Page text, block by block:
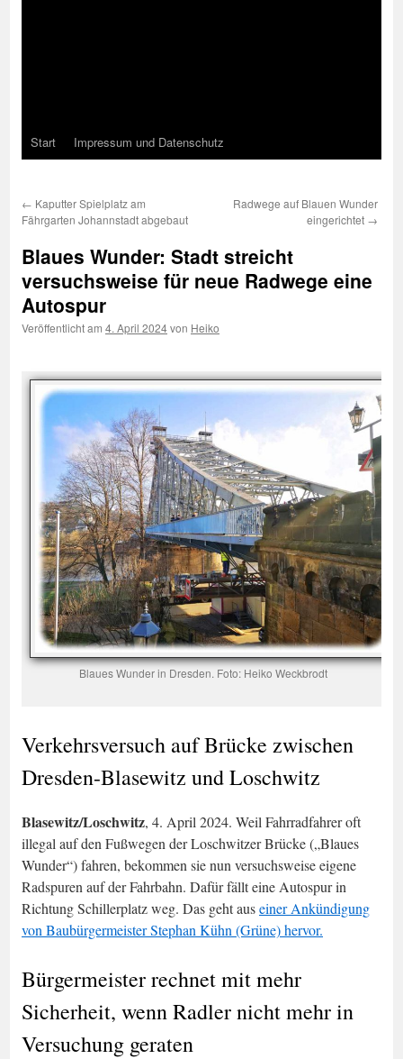
Start Impressum und Datenschutz
← Kaputter Spielplatz am
Fährgarten Johannstadt abgebaut
Radwege auf Blauen Wunder
eingerichtet →
Blaues Wunder: Stadt streicht
versuchsweise für neue Radwege eine
Autospur
Veröffentlicht am 4. April 2024von Heiko
Blaues Wunder in Dresden. Foto: Heiko Weckbrodt
Verkehrsversuch auf Brücke zwischen
Dresden-Blasewitz und Loschwitz
Blasewitz/Loschwitz, 4. April 2024. Weil Fahrradfahrer oft
illegal auf den Fußwegen der Loschwitzer Brücke („Blaues
Wunder“) fahren, bekommen sie nun versuchsweise eigene
Radspuren auf der Fahrbahn. Dafür fällt eine Autospur in
Richtung Schillerplatz weg. Das geht auseiner Ankündigung
von Baubürgermeister Stephan Kühn (Grüne) hervor.
Bürgermeister rechnet mit mehr
Sicherheit, wenn Radler nicht mehr in
Versuchung geraten